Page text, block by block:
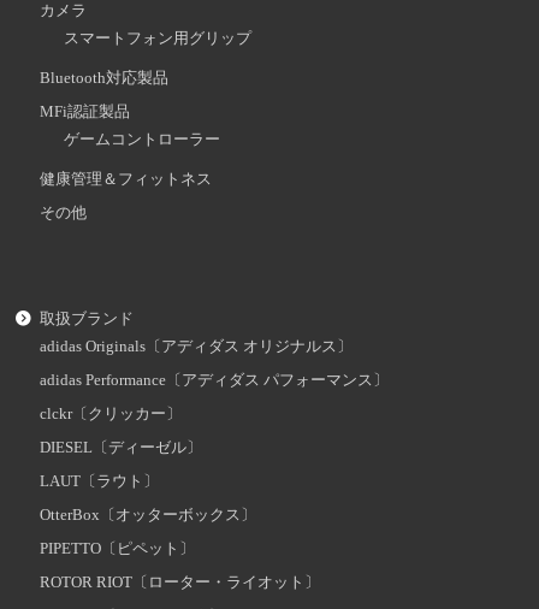
カメラ
スマートフォン用グリップ
Bluetooth対応製品
MFi認証製品
ゲームコントローラー
健康管理＆フィットネス
その他
取扱ブランド
adidas Originals〔アディダス オリジナルス〕
adidas Performance〔アディダス パフォーマンス〕
clckr〔クリッカー〕
DIESEL〔ディーゼル〕
LAUT〔ラウト〕
OtterBox〔オッターボックス〕
PIPETTO〔ピペット〕
ROTOR RIOT〔ローター・ライオット〕